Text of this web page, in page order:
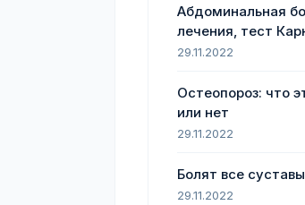
Абдоминальная
лечения, тест
29.11.2022
Остеопороз: что
или нет
29.11.2022
Болят все
29.11.2022